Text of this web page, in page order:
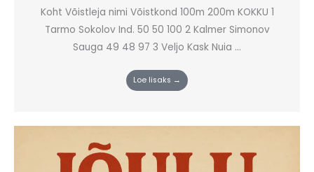
Koht Võistleja nimi Võistkond 100m 200m KOKKU 1
Tarmo Sokolov Ind. 50 50 100 2 Kalmer Simonov
Sauga 49 48 97 3 Veljo Kask Nuia ...
Loe lisaks →